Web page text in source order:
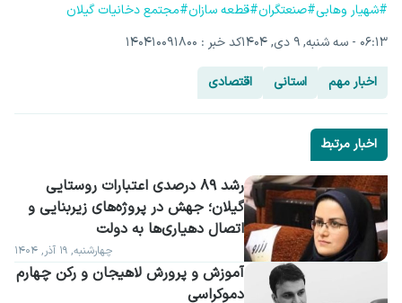
#شهیار وهابی#صنعتگران#قطعه سازان#مجتمع دخانیات گیلان
۰۶:۱۳ - سه شنبه, ۹ دی, ۱۴۰۴
کد خبر : 140410091800
اخبار مهم استانی اقتصادی
اخبار مرتبط
اتصال دهیاری‌ها به دولت
چهارشنبه, ۱۹ آذر, ۱۴۰۴
دموکراسی